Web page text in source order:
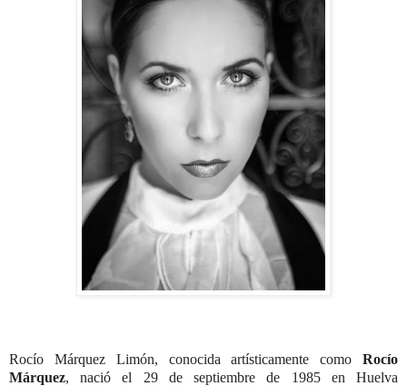
Rocío Márquez Limón, conocida artísticamente como Rocío
Márquez, nació el 29 de septiembre de 1985 en Huelva